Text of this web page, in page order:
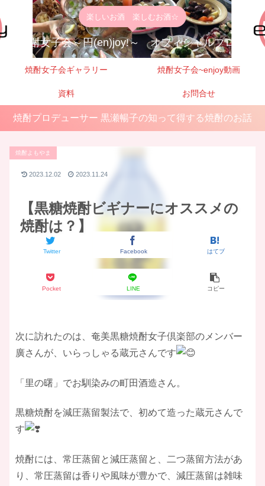
楽しいお酒 楽しむお酒☆
焼酎女子会～円(en)joy!～ オフィシャルブログ
焼酎女子会ギャラリー 焼酎女子会~enjoy動画
資料 お問合せ
焼酎プロデューサー 黒瀬暢子の知って得する焼酎のお話
【黒糖焼酎ビギナーにオススメの
焼酎は？】
焼酎よもやま
Twitter Facebook はてブ
Pocket LINE コピー
2023.12.02 2023.11.24
次に訪れたのは、奄美黒糖焼酎女子倶楽部のメンバー
廣さんが、いらっしゃる蔵元さんです
「里の曙」でお馴染みの町田酒造さん。
黒糖焼酎を減圧蒸留製法で、初めて造った蔵元さんで
す
焼酎には、常圧蒸留と減圧蒸留と、二つ蒸留方法があ
り、常圧蒸留は香りや風味が豊かで、減圧蒸留は雑味